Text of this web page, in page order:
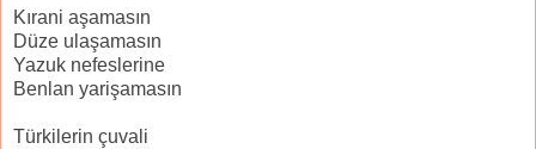
Kırani aşamasın
Düze ulaşamasın
Yazuk nefeslerine
Benlan yarişamasın
Türkilerin çuvali